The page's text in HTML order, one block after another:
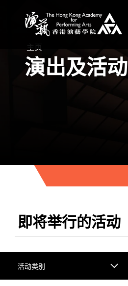
主页
演出及活动
即将举行的活动
活动类别